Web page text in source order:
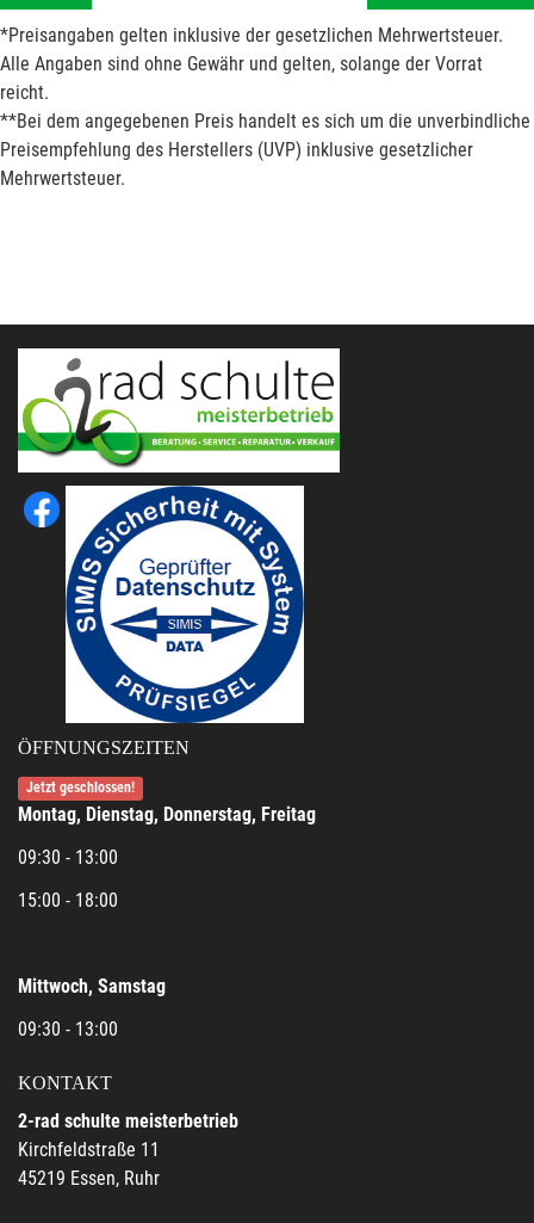
*Preisangaben gelten inklusive der gesetzlichen Mehrwertsteuer.
Alle Angaben sind ohne Gewähr und gelten, solange der Vorrat
reicht.
**Bei dem angegebenen Preis handelt es sich um die unverbindliche
Preisempfehlung des Herstellers (UVP) inklusive gesetzlicher
Mehrwertsteuer.
ÖFFNUNGSZEITEN
Jetzt geschlossen!
Montag, Dienstag, Donnerstag, Freitag
09:30 - 13:00
15:00 - 18:00
Mittwoch, Samstag
09:30 - 13:00
KONTAKT
2-rad schulte meisterbetrieb
Kirchfeldstraße 11
45219 Essen, Ruhr